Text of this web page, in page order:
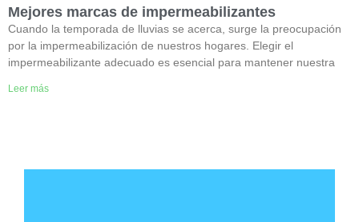
Mejores marcas de impermeabilizantes
Cuando la temporada de lluvias se acerca, surge la preocupación
por la impermeabilización de nuestros hogares. Elegir el
impermeabilizante adecuado es esencial para mantener nuestra
Leer más